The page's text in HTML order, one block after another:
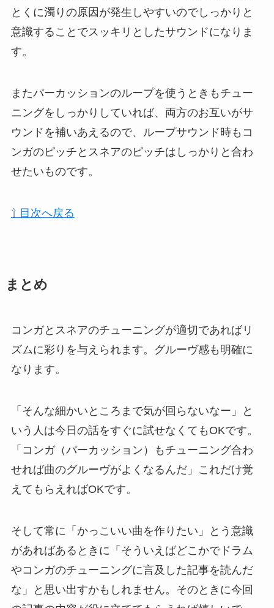
とくに濁りの原因が発生しやすいのでしっかりと
意識することでスッキリとしたサウンドになりま
す。
またパーカッションのループを使うときもチュー
ニングをしっかりしていれば、両方のお互いがサ
ウンドを補いあえるので、ループサウンド時もコ
ンガのピッチとスネアのピッチはしっかりと合わ
せたいものです。
⇧ 目次へ戻る
まとめ
コンガとスネアのチューニングが適切であればリ
ズムに彩りを与えられます。グルーヴ感も明確に
なります。
「そんな細かいところまで気が回らないなー」と
いう人は今日の話をすぐに試せなくてもOKです。
「コンガ（パーカッション）もチューニング合わ
せれば曲のグルーヴがよくなるんだ」これだけ覚
えてもらえればOKです。
そして常に「かっこいい曲を作りたい」とう意識
があればあるときに「そういえばどこかでドラム
やコンガのチューニングに言及した記事を読んだ
な」と思い出すかもしれません。そのときに今回